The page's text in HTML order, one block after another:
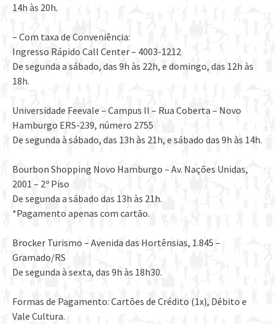
14h às 20h.
– Com taxa de Conveniência:
Ingresso Rápido Call Center – 4003-1212
De segunda a sábado, das 9h às 22h, e domingo, das 12h às
18h.
Universidade Feevale – Campus II – Rua Coberta – Novo
Hamburgo ERS-239, número 2755
De segunda à sábado, das 13h às 21h, e sábado das 9h às 14h.
Bourbon Shopping Novo Hamburgo – Av. Nações Unidas,
2001 – 2º Piso
De segunda a sábado das 13h às 21h.
*Pagamento apenas com cartão.
Brocker Turismo – Avenida das Hortênsias, 1.845 –
Gramado/RS
De segunda à sexta, das 9h às 18h30.
Formas de Pagamento: Cartões de Crédito (1x), Débito e
Vale Cultura.